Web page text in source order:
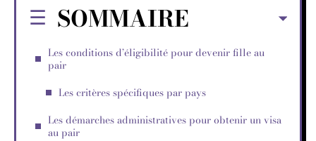
SOMMAIRE
Les conditions d’éligibilité pour devenir fille au
pair
Les critères spécifiques par pays
Les démarches administratives pour obtenir un visa
au pair